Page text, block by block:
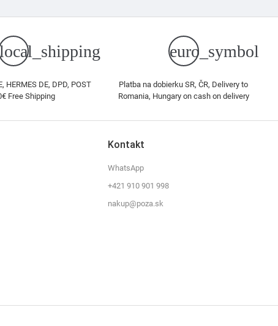
local_shipping
HERMES DE, DPD, POST
Free Shipping
euro_symbol
Platba na dobierku SR, ČR, Delivery to
Romania, Hungary on cash on delivery
Kontakt
WhatsApp
+421 910 901 998
nakup@poza.sk